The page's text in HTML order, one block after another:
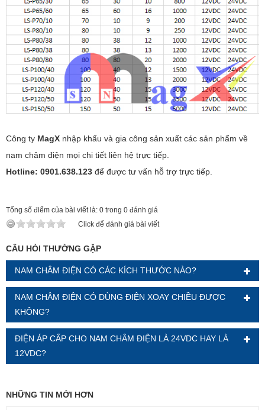
Công ty MagX nhập khẩu và gia công sản xuất các sản phẩm về
nam châm điện mọi chi tiết liên hệ trực tiếp.
Hotline: 0901.638.123 để được tư vấn hỗ trợ trực tiếp.
Tổng số điểm của bài viết là: 0 trong 0 đánh giá
Click để đánh giá bài viết
CÂU HỎI THƯỜNG GẶP
NAM CHÂM ĐIỆN CÓ CÁC KÍCH THƯỚC NÀO?
NAM CHÂM ĐIỆN CÓ DÙNG ĐIỆN XOAY CHIỀU ĐƯỢC
KHÔNG?
ĐIỆN ÁP CẤP CHO NAM CHÂM ĐIỆN LÀ 24VDC HAY LÀ
12VDC?
NHỮNG TIN MỚI HƠN